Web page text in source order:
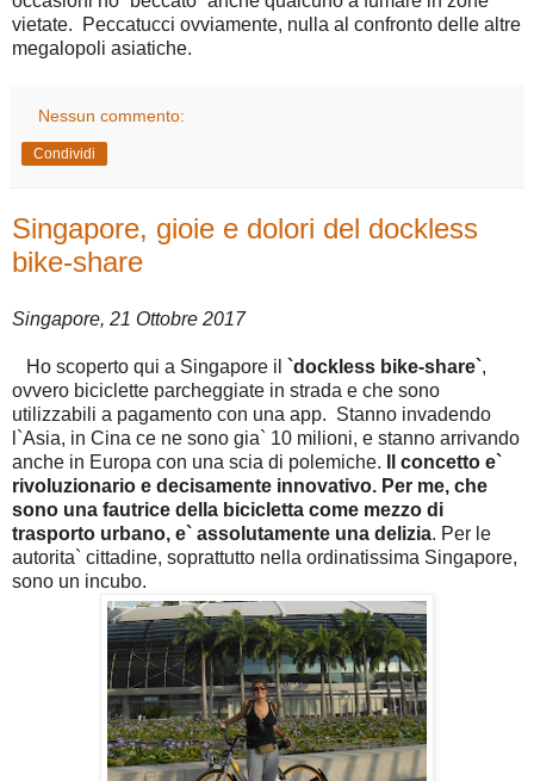
vietate. Peccatucci ovviamente, nulla al confronto delle altre
megalopoli asiatiche.
Nessun commento:
Condividi
Singapore, gioie e dolori del dockless
bike-share
Singapore, 21 Ottobre 2017
Ho scoperto qui a Singapore il `dockless bike-share`,
ovvero biciclette parcheggiate in strada e che sono
utilizzabili a pagamento con una app. Stanno invadendo
l`Asia, in Cina ce ne sono gia` 10 milioni, e stanno arrivando
anche in Europa con una scia di polemiche.
Il concetto e`
rivoluzionario e decisamente innovativo. Per me, che
sono una fautrice della bicicletta come mezzo di
trasporto urbano, e` assolutamente una delizia. Per le
autorita` cittadine, soprattutto nella ordinatissima Singapore,
sono un incubo.